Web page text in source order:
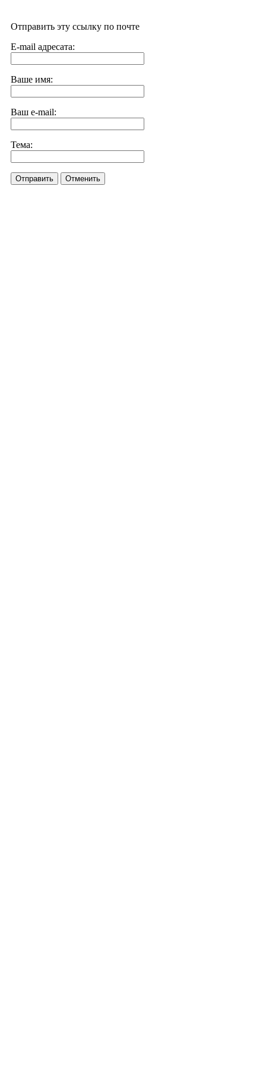
Отправить эту ссылку по почте
E-mail адресата:
Ваше имя:
Ваш e-mail:
Тема:
Отправить Отменить